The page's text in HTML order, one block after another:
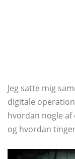
Jeg satte mig
digitale
hvordan nogle
og hvordan